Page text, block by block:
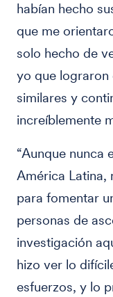
habían hecho
que me
solo hecho de
yo que lograron
similares y
increíblemente
“Aunque nunca
América Latina,
para fomentar
personas de
investigación
hizo ver lo
esfuerzos, y lo